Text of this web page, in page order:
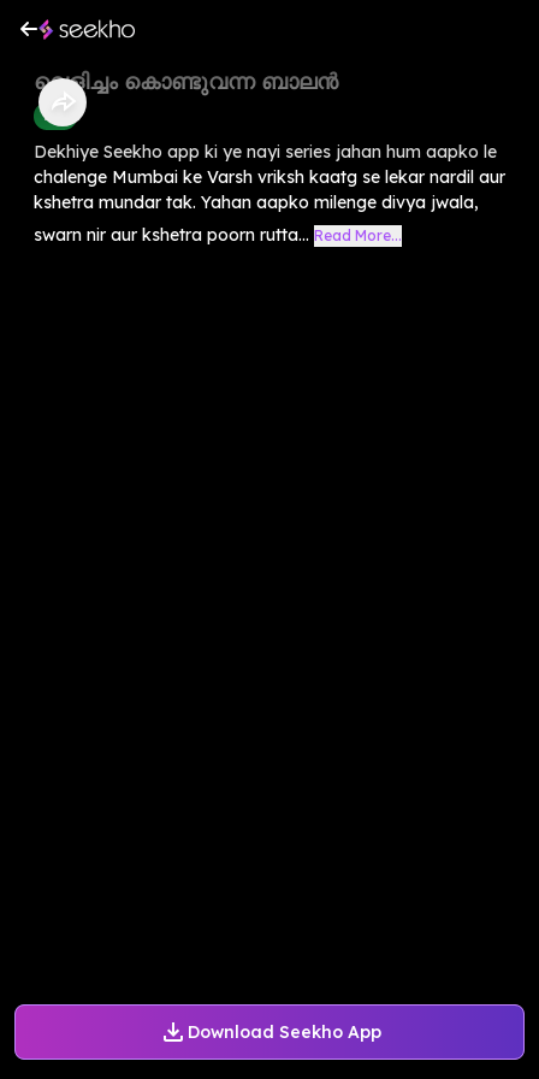
Download Seekho App
വെളിച്ചം കൊണ്ടുവന്ന ബാലൻ
Kids
Dekhiye Seekho app ki ye nayi series jahan hum aapko le
chalenge Mumbai ke Varsh vriksh kaatg se lekar nardil aur
kshetra mundar tak. Yahan aapko milenge divya jwala,
swarn nir aur kshetra poorn rutta... Read More...